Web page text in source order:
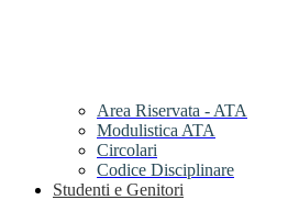
Area Riservata - ATA
Modulistica ATA
Circolari
Codice Disciplinare
Studenti e Genitori